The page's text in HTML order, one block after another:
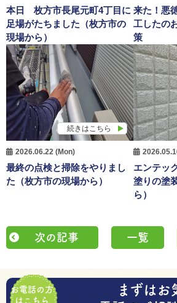
本日 枚方市長尾元町4丁目に
足場がたちました（枚方市の
現場から）
来た！悪
工したの
策
続きはこちら
2026.06.22 (Mon)
最終の点検と掃除をやりまし
た（枚方市の現場から）
エンテッ
塗りの塗
ら）
次の記事 一覧
お電話の方
はこちら
まずはお